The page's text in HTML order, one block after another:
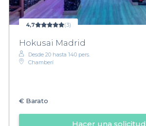
4,7 (3)
Hokusai Madrid
Desde 20 hasta 140 pers.
Chamberí
€ Barato
Hacer una solicitud